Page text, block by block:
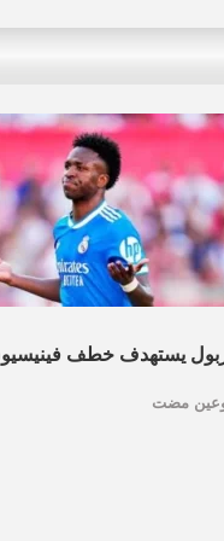
يستهدف خطف
مضت